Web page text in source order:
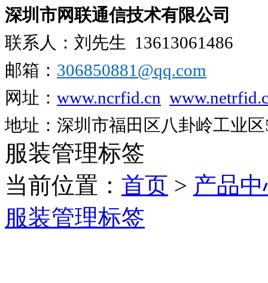
深圳市网联通信技术有限公司
联系人：刘先生 13613061486
邮箱： 306850881​@qq.com
网址： www.ncrfid.cn
地址：深圳市福田区八卦岭工业
服装管理标签
当前位置： 首页 > 产品
服装管理标签